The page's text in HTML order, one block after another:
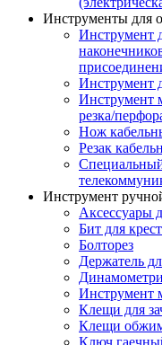
Инструменты для
Инструмент
Инструмент
Инструмент
резка/
Нож
Резак
Инструмент
Аксессуары
Бит для
Болторез
Держатель
Инструмент
Клещи для
Клещи
Ключ